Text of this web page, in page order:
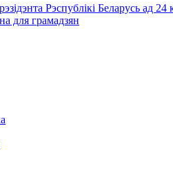
Рэспублікі Беларусь ад
для грамадзян